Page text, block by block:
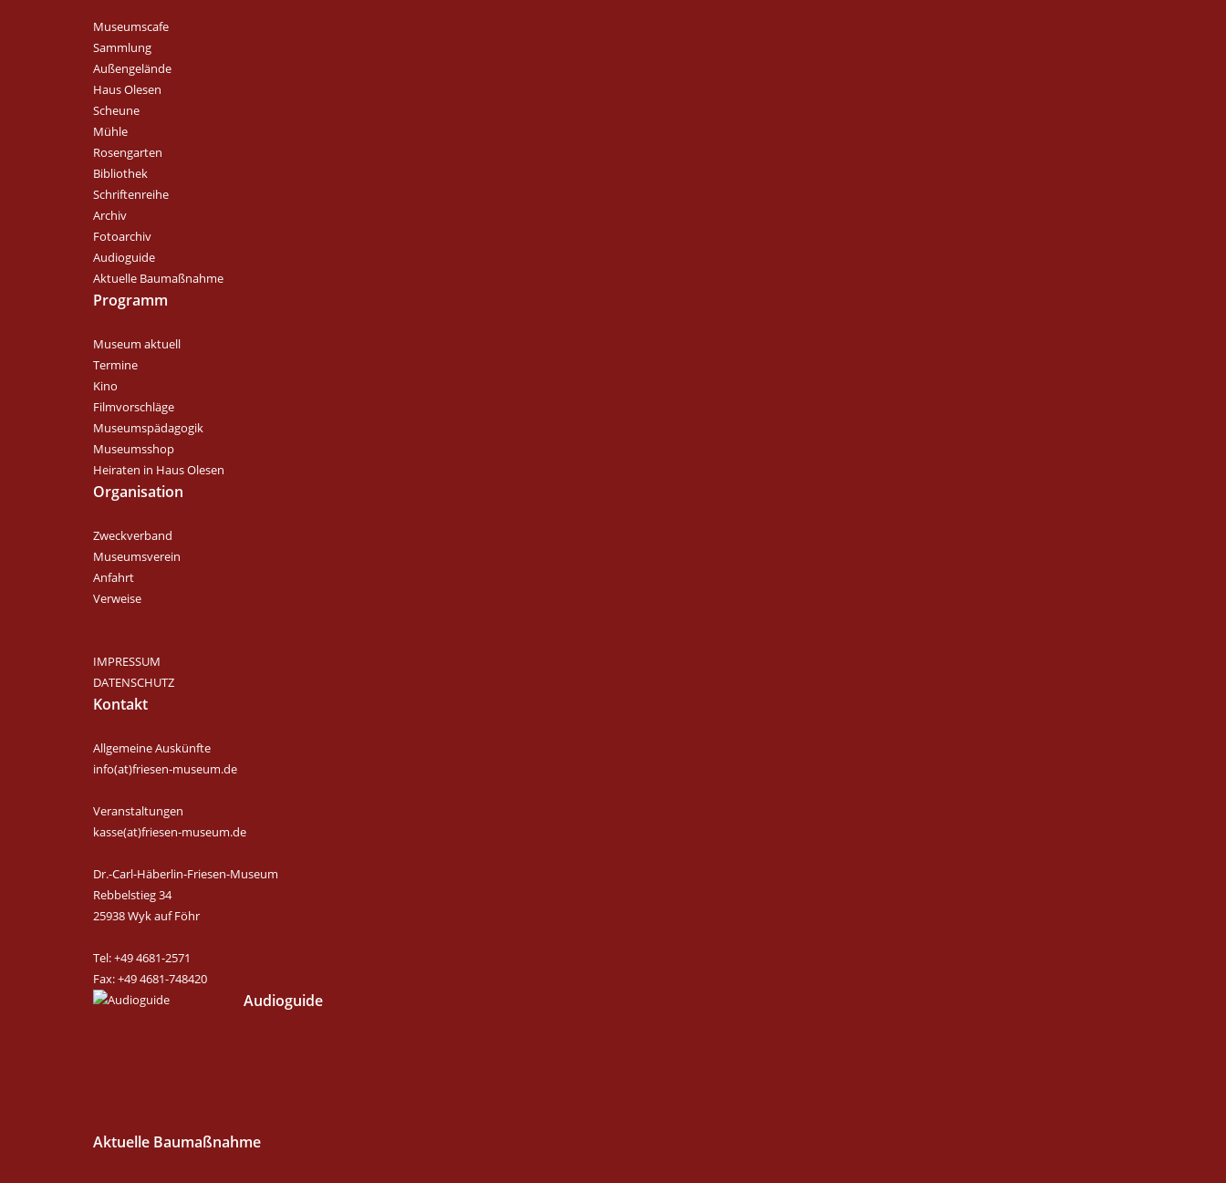
Museumscafe
Sammlung
Außengelände
Haus Olesen
Scheune
Mühle
Rosengarten
Bibliothek
Schriftenreihe
Archiv
Fotoarchiv
Audioguide
Aktuelle Baumaßnahme
Programm
Museum aktuell
Termine
Kino
Filmvorschläge
Museumspädagogik
Museumsshop
Heiraten in Haus Olesen
Organisation
Zweckverband
Museumsverein
Anfahrt
Verweise
IMPRESSUM
DATENSCHUTZ
Kontakt
Allgemeine Auskünfte
info(at)friesen-museum.de
Veranstaltungen
kasse(at)friesen-museum.de
Dr.-Carl-Häberlin-Friesen-Museum
Rebbelstieg 34
25938 Wyk auf Föhr
Tel: +49 4681-2571
Fax: +49 4681-748420
Audioguide
Aktuelle Baumaßnahme